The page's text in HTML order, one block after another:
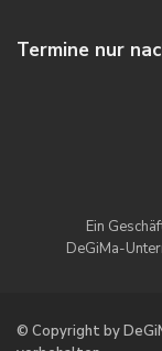
Termine nur
Ein
DeGiMa-
© Copyright by